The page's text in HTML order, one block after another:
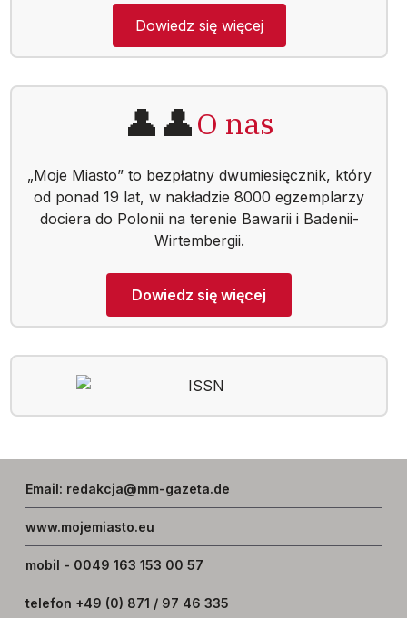
Dowiedz się więcej
👤👤O nas
„Moje Miasto” to bezpłatny dwumiesięcznik, który
od ponad 19 lat, w nakładzie 8000 egzemplarzy
dociera do Polonii na terenie Bawarii i Badenii-
Wirtembergii.
Dowiedz się więcej
Email: redakcja@mm-gazeta.de
www.mojemiasto.eu
mobil - 0049 163 153 00 57
telefon +49 (0) 871 / 97 46 335